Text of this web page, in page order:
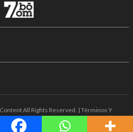
All Rights Reserved. | Términos Y